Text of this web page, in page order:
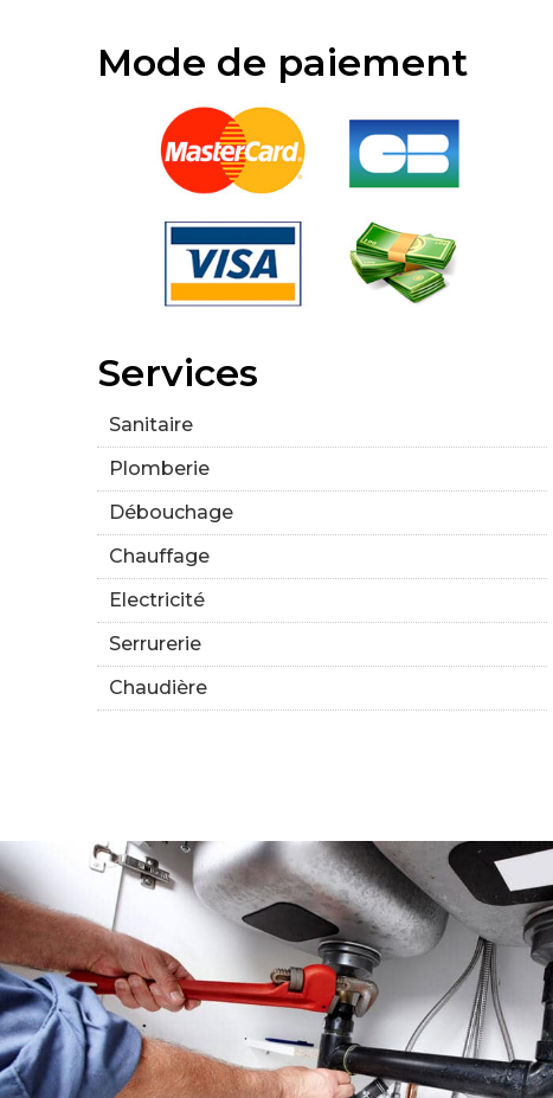
Mode de paiement
Services
Sanitaire
Plomberie
Débouchage
Chauffage
Electricité
Serrurerie
Chaudière